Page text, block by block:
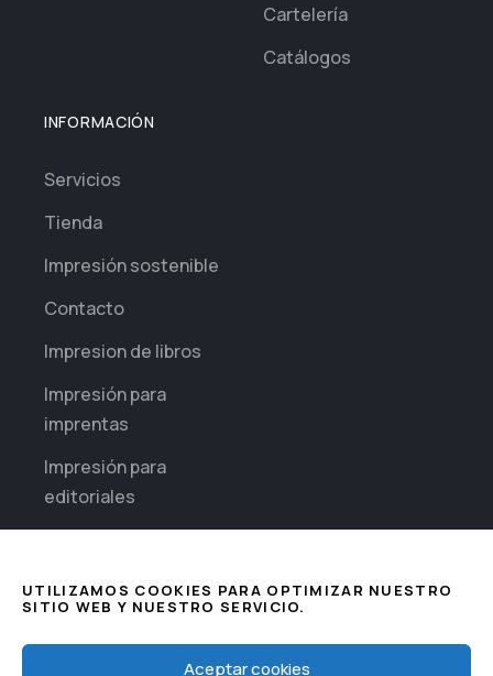
UTILIZAMOS COOKIES PARA OPTIMIZAR NUESTRO
SITIO WEB Y NUESTRO SERVICIO.
Aceptar cookies
Cartelería
Catálogos
INFORMACIÓN
Servicios
Tienda
Impresión sostenible
Contacto
Impresion de libros
Impresión para
imprentas
Impresión para
editoriales
Sectores
This website uses cookies to improve